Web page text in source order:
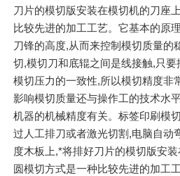
刀片的模切版安装在模切机的刀座
比较先进的加工工艺。它基本的原
刀锋的高度,从而来控制模切质量的
切,模切刀和底辊之间是线接触,只
模切压力的一致性,所以模切精度非
影响模切质量还与操作工的技术水
机器的机械精度有关。标签印刷模
过人工排刀或者激光切割,电脑自动
度木板上,*将排好刀片的模切版安
圆模切方式是一种比较先进的加工